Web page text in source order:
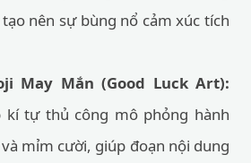
nên sự bùng nổ cảm xúc tích
May Mắn (Good Luck Art):
kí tự thủ công mô phỏng hành
mỉm cười, giúp đoạn nội dung